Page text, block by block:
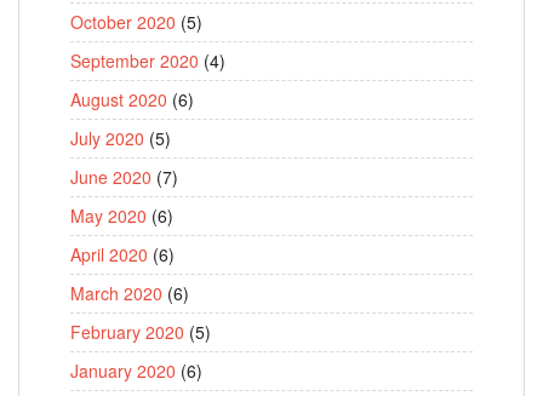
October 2020 (5)
September 2020 (4)
August 2020 (6)
July 2020 (5)
June 2020 (7)
May 2020 (6)
April 2020 (6)
March 2020 (6)
February 2020 (5)
January 2020 (6)